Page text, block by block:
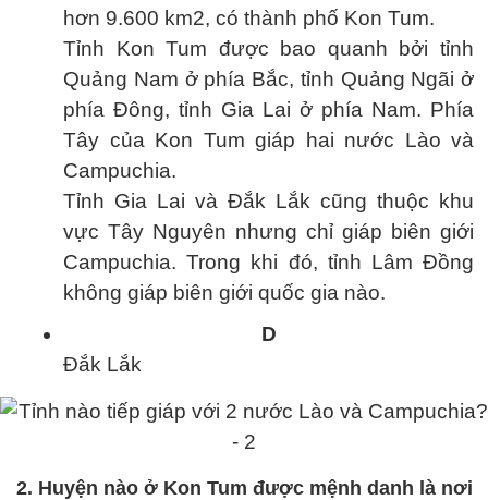
hơn 9.600 km2, có thành phố Kon Tum.
Tỉnh Kon Tum được bao quanh bởi tỉnh
Quảng Nam ở phía Bắc, tỉnh Quảng Ngãi ở
phía Đông, tỉnh Gia Lai ở phía Nam. Phía
Tây của Kon Tum giáp hai nước Lào và
Campuchia.
Tỉnh Gia Lai và Đắk Lắk cũng thuộc khu
vực Tây Nguyên nhưng chỉ giáp biên giới
Campuchia. Trong khi đó, tỉnh Lâm Đồng
không giáp biên giới quốc gia nào.
D
Đắk Lắk
2. Huyện nào ở Kon Tum được mệnh danh là nơi